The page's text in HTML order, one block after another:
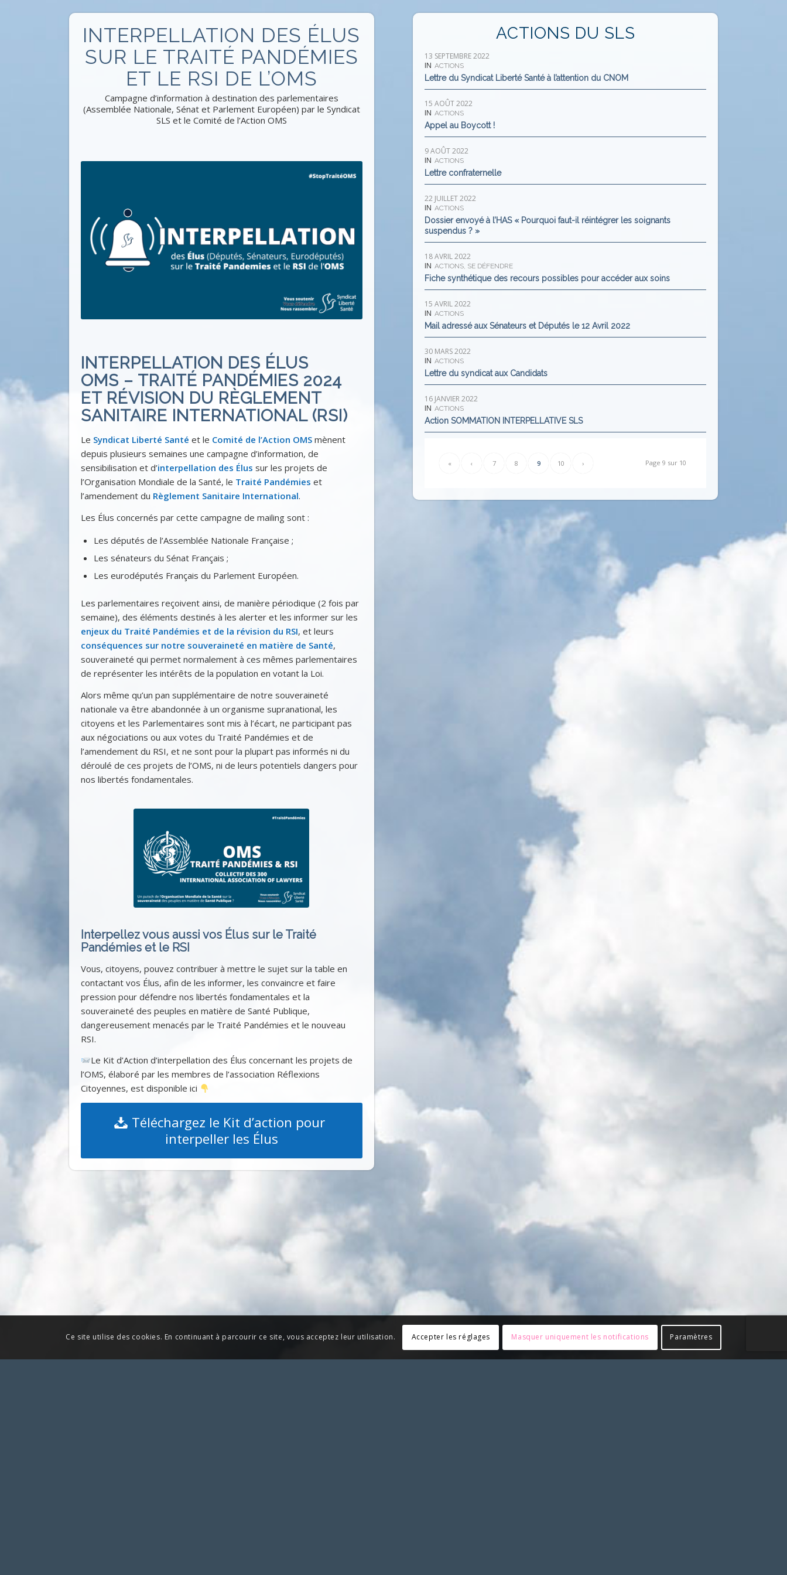
INTERPELLATION DES ÉLUS
SUR LE TRAITÉ PANDÉMIES
ET LE RSI DE L’OMS
Campagne d’information à destination des parlementaires
(Assemblée Nationale, Sénat et Parlement Européen) par le Syndicat
SLS et le Comité de l’Action OMS
INTERPELLATION DES ÉLUS
OMS – TRAITÉ PANDÉMIES 2024
ET RÉVISION DU RÈGLEMENT
SANITAIRE INTERNATIONAL (RSI)
Le Syndicat Liberté Santé et le Comité de l’Action OMSmènent
depuis plusieurs semaines une campagne d’information, de
sensibilisation et d’interpellation des Élus sur les projets de
l’Organisation Mondiale de la Santé, le Traité Pandémies et
l’amendement du Règlement Sanitaire International.
Les Élus concernés par cette campagne de mailing sont :
Les députés de l’Assemblée Nationale Française ;
Les sénateurs du Sénat Français ;
Les eurodéputés Français du Parlement Européen.
Les parlementaires reçoivent ainsi, de manière périodique (2 fois par
semaine), des éléments destinés à les alerter et les informer sur les
enjeux du Traité Pandémies et de la révision du RSI, et leurs
conséquences sur notre souveraineté en matière de Santé,
souveraineté qui permet normalement à ces mêmes parlementaires
de représenter les intérêts de la population en votant la Loi.
Alors même qu’un pan supplémentaire de notre souveraineté
nationale va être abandonnée à un organisme supranational, les
citoyens et les Parlementaires sont mis à l’écart, ne participant pas
aux négociations ou aux votes du Traité Pandémies et de
l’amendement du RSI, et ne sont pour la plupart pas informés ni du
déroulé de ces projets de l’OMS, ni de leurs potentiels dangers pour
nos libertés fondamentales.
Interpellez vous aussi vos Élus sur le Traité
Pandémies et le RSI
Vous, citoyens, pouvez contribuer à mettre le sujet sur la table en
contactant vos Élus, afin de les informer, les convaincre et faire
pression pour défendre nos libertés fondamentales et la
souveraineté des peuples en matière de Santé Publique,
dangereusement menacés par le Traité Pandémies et le nouveau
RSI.
Le Kit d’Action d’interpellation des Élus concernant les projets de
l’OMS, élaboré par les membres de l’association Réflexions
Citoyennes, est disponible ici
Téléchargez le Kit d’action pour
interpeller les Élus
ACTIONS DU SLS
13 SEPTEMBRE 2022
IN ACTIONS
Lettre du Syndicat Liberté Santé à l’attention du CNOM
15 AOÛT 2022
IN ACTIONS
Appel au Boycott !
9 AOÛT 2022
IN ACTIONS
Lettre confraternelle
22 JUILLET 2022
IN ACTIONS
Dossier envoyé à l’HAS « Pourquoi faut-il réintégrer les soignants
suspendus ? »
18 AVRIL 2022
IN ACTIONS, SE DÉFENDRE
Fiche synthétique des recours possibles pour accéder aux soins
15 AVRIL 2022
IN ACTIONS
Mail adressé aux Sénateurs et Députés le 12 Avril 2022
30 MARS 2022
IN ACTIONS
Lettre du syndicat aux Candidats
16 JANVIER 2022
IN ACTIONS
Action SOMMATION INTERPELLATIVE SLS
Page 9 sur 10
« ‹ 7 8 9 10 ›
Ce site utilise des cookies. En continuant à parcourir ce site, vous acceptez leur utilisation. Accepter les réglages Masquer uniquement les notifications Paramètres